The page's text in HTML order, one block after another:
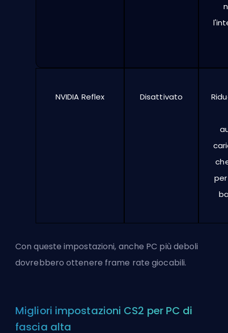
NVIDIA Reflex Disattivato
Con queste impostazioni, anche PC più deboli
dovrebbero ottenere frame rate giocabili.
Migliori impostazioni CS2 per PC di
fascia alta